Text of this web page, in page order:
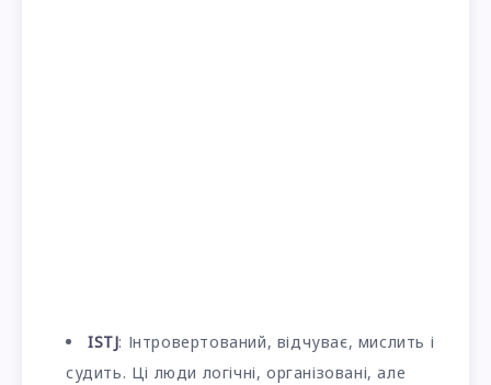
ISTJ: Інтровертований, відчуває, мислить і
судить. Ці люди логічні, організовані, але